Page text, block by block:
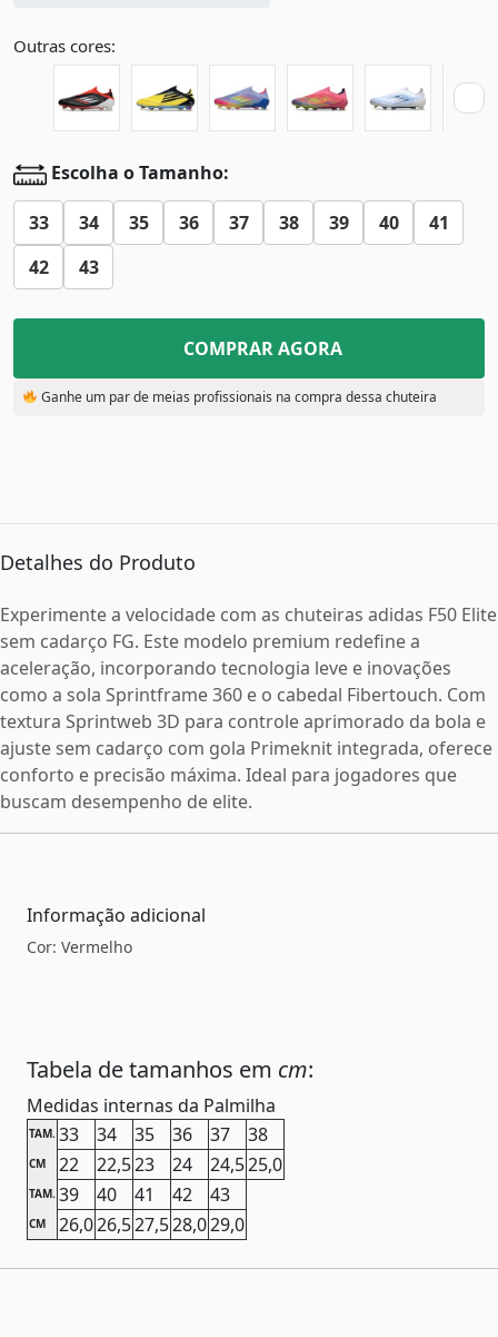
Outras cores:
Escolha o Tamanho:
33 34 35 36 37 38 39 40
41
42
43
COMPRAR AGORA
Ganhe um par de meias profissionais na compra dessa chuteira
Detalhes do Produto
Experimente a velocidade com as chuteiras adidas F50 Elite
sem cadarço FG. Este modelo premium redefine a
aceleração, incorporando tecnologia leve e inovações
como a sola Sprintframe 360 e o cabedal Fibertouch. Com
textura Sprintweb 3D para controle aprimorado da bola e
ajuste sem cadarço com gola Primeknit integrada, oferece
conforto e precisão máxima. Ideal para jogadores que
buscam desempenho de elite.
Informação adicional
Cor: Vermelho
Tabela de tamanhos em cm:
Medidas internas da Palmilha
TAM. 33 34 35 36 37 38
CM 22 22,523 24 24,525,0
TAM. 39 40 41 42 43
CM 26,026,527,528,029,0